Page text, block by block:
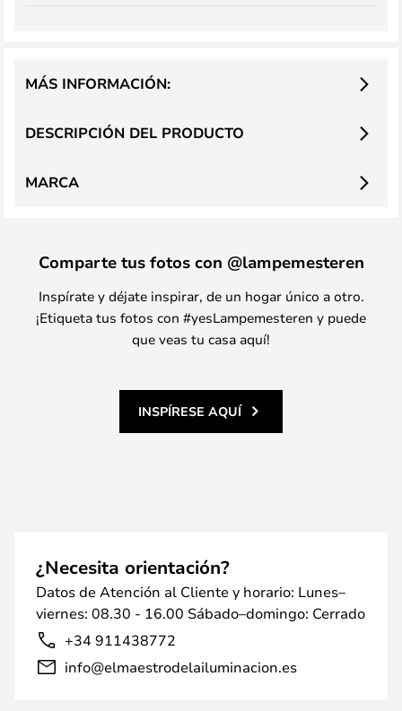
DESCRIPCIÓN DEL PRODUCTO
MÁS INFORMACIÓN:
MARCA
Comparte tus fotos con @lampemesteren
Inspírate y déjate inspirar, de un hogar único a otro.
¡Etiqueta tus fotos con #yesLampemesteren y puede
que veas tu casa aquí!
INSPÍRESE AQUÍ
¿Necesita orientación?
Datos de Atención al Cliente y horario: Lunes–
viernes: 08.30 - 16.00 Sábado–domingo: Cerrado
+34 911438772
info@elmaestrodelailuminacion.es